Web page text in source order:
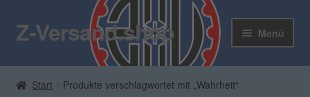
Zur
Navigation
Zum
Inhalt
Z-Versand.shop Menü
Z-Versand
Start Produkte verschlagwortet mit „Wahrheit“